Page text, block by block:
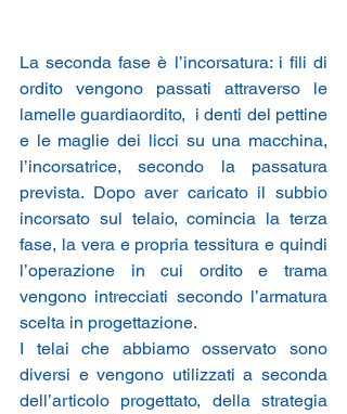
La seconda fase è l’incorsatura: i fili di
ordito vengono passati attraverso le
lamelle guardiaordito,  i denti del pettine
e le maglie dei licci su una macchina,
l’incorsatrice, secondo la passatura
prevista. Dopo aver caricato il subbio
incorsato sul telaio, comincia la terza
fase, la vera e propria tessitura e quindi
l’operazione in cui ordito e trama
vengono intrecciati secondo l’armatura
scelta in progettazione.
I telai che abbiamo osservato sono
diversi e vengono utilizzati a seconda
dell’articolo progettato, della strategia